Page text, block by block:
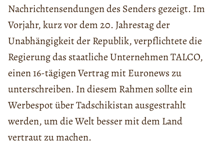
Nachrichtensendungen des Senders gezeigt. Im
Vorjahr, kurz vor dem 20. Jahrestag der
Unabhängigkeit der Republik, verpflichtete die
Regierung das staatliche Unternehmen TALCO,
einen 16-tägigen Vertrag mit Euronews zu
unterschreiben. In diesem Rahmen sollte ein
Werbespot über Tadschikistan ausgestrahlt
werden, um die Welt besser mit dem Land
vertraut zu machen.